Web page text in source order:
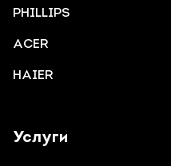
Услуги
PHILLIPS
ACER
HAIER